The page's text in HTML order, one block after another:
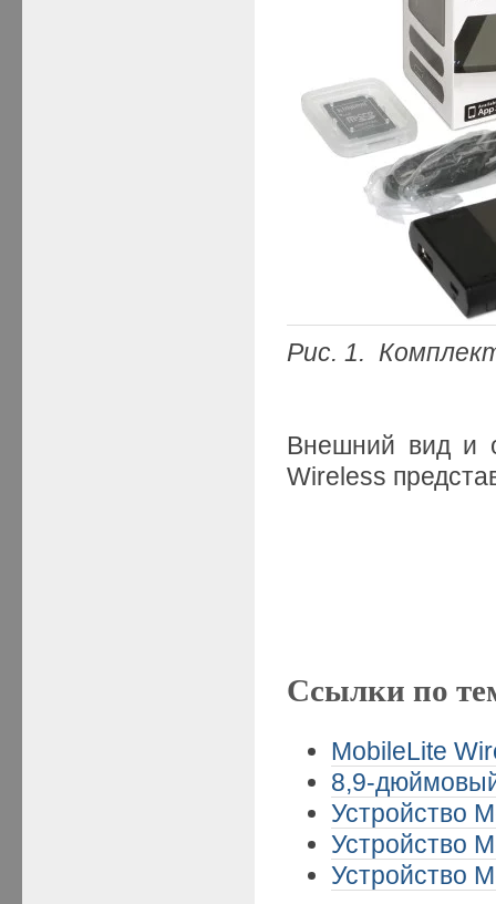
Рис. 1.
Внешний вид и
Wireless
Ссылки по
MobileLite
8,9-
Устройство
Устройство
Устройство